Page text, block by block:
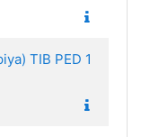
TIB PED 1